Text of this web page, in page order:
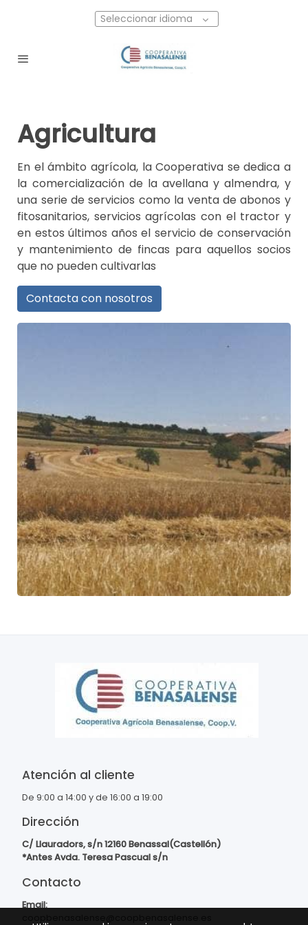
Seleccionar idioma
Agricultura
En el ámbito agrícola, la Cooperativa se dedica a
la comercialización de la avellana y almendra, y
una serie de servicios como la venta de abonos y
fitosanitarios, servicios agrícolas con el tractor y
en estos últimos años el servicio de conservación
y mantenimiento de fincas para aquellos socios
que no pueden cultivarlas
Contacta con nosotros
Atención al cliente
De 9:00 a 14:00 y de 16:00 a 19:00
Dirección
C/ Llauradors, s/n 12160 Benassal(Castellón)
*Antes Avda. Teresa Pascual s/n
Contacto
Email: